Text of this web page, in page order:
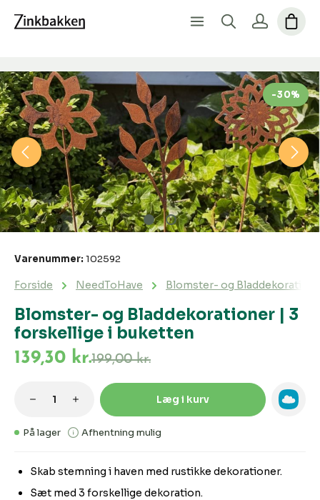
Spring over billedgalleri
-30%
Blomster- og Bladdekorationer | 3
forskellige i buketten
Forside NeedToHave Blomster- og
Varenummer: 102592
Skab stemning i haven med rustikke dekorationer.
Sæt med 3 forskellige dekoration.
139,30 kr.199,00 kr.
På lager Afhentning mulig
Produktmængde: Indtast den
Læg i kurv